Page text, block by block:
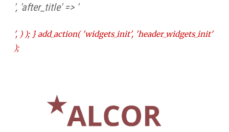
', 'after_title' => '
', ) ); } add_action( 'widgets_init', 'header_widgets_init'
);